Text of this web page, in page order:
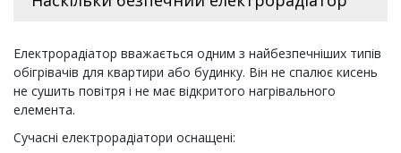
Електрорадіатор вважається одним з найбезпечніших типів
обігрівачів для квартири або будинку. Він не спалює кисень
не сушить повітря і не має відкритого нагрівального
елемента.
Сучасні електрорадіатори оснащені: